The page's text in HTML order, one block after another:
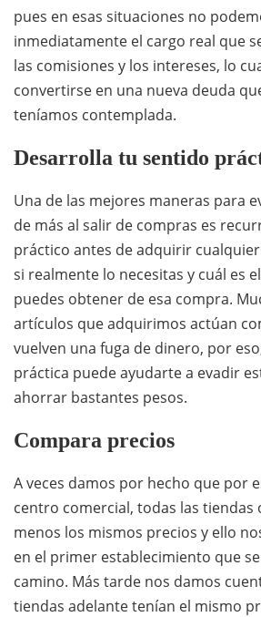
pues en esas situaciones no
inmediatamente el cargo real que
las comisiones y los intereses, lo
convertirse en una nueva deuda
teníamos contemplada.
Desarrolla tu sentido
Una de las mejores maneras para
de más al salir de compras es
práctico antes de adquirir
si realmente lo necesitas y cuál es
puedes obtener de esa compra.
artículos que adquirimos actúan
vuelven una fuga de dinero, por
práctica puede ayudarte a evadir
ahorrar bastantes pesos.
Compara precios
A veces damos por hecho que por
centro comercial, todas las tiendas
menos los mismos precios y ello
en el primer establecimiento que
camino. Más tarde nos damos
tiendas adelante tenían el mismo